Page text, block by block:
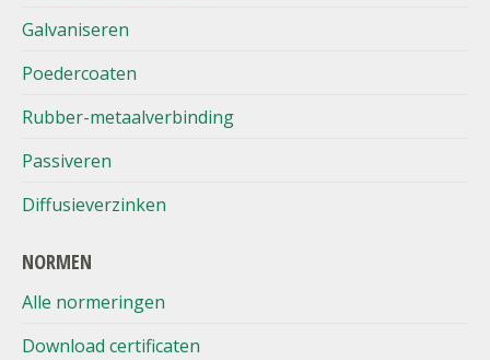
Galvaniseren
Poedercoaten
Rubber-metaalverbinding
Passiveren
Diffusieverzinken
NORMEN
Alle normeringen
Download certificaten